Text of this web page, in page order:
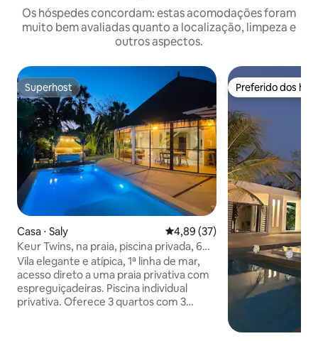
Os hóspedes concordam: estas acomodações foram
muito bem avaliadas quanto a localização, limpeza e
outros aspectos.
Superhost
Superhost
Casa ⋅ Saly 4,89 de uma avaliação média
4,89 (37)
Keur Twins, na praia, piscina privada, 6
pessoas.
Vila elegante e atípica, 1ª linha de mar,
acesso direto a uma praia privativa com
espreguiçadeiras. Piscina individual
privativa. Oferece 3 quartos com 3
Preferido dos
Preferido dos